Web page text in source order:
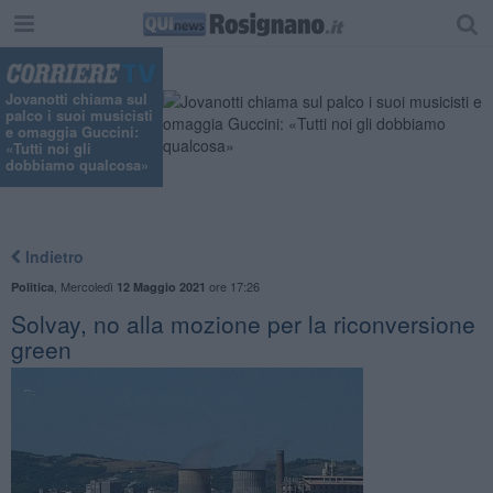
Jovanotti chiama sul
palco i suoi musicisti
e omaggia Guccini:
«Tutti noi gli
dobbiamo qualcosa»
Indietro
Politica Mercoledì 12 Maggio 2021 ore 17:26
Solvay, no alla mozione per la riconversione
green